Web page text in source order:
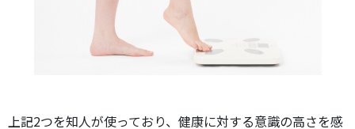
上記2つを知人が使っており、健康に対する意識の高さを感